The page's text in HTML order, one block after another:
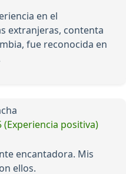
en el
extranjeras, contenta
fue reconocida en
(Experiencia positiva)
encantadora. Mis
ellos.